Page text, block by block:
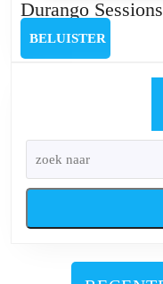
Durango
BELUISTER